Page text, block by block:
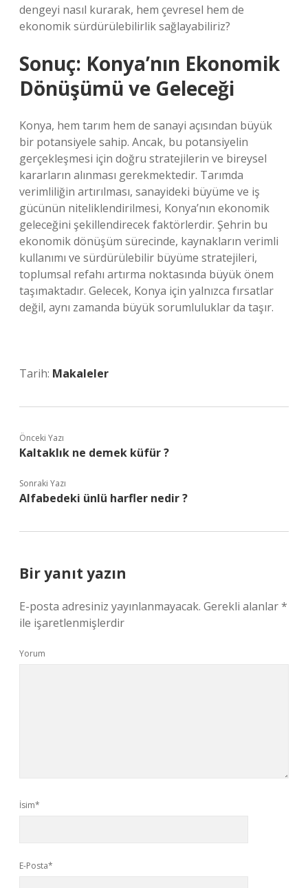
dengeyi nasıl kurarak, hem çevresel hem de
ekonomik sürdürülebilirlik sağlayabiliriz?
Sonuç: Konya’nın Ekonomik
Dönüşümü ve Geleceği
Konya, hem tarım hem de sanayi açısından büyük
bir potansiyele sahip. Ancak, bu potansiyelin
gerçekleşmesi için doğru stratejilerin ve bireysel
kararların alınması gerekmektedir. Tarımda
verimliliğin artırılması, sanayideki büyüme ve iş
gücünün niteliklendirilmesi, Konya’nın ekonomik
geleceğini şekillendirecek faktörlerdir. Şehrin bu
ekonomik dönüşüm sürecinde, kaynakların verimli
kullanımı ve sürdürülebilir büyüme stratejileri,
toplumsal refahı artırma noktasında büyük önem
taşımaktadır. Gelecek, Konya için yalnızca fırsatlar
değil, aynı zamanda büyük sorumluluklar da taşır.
Tarih: Makaleler
Önceki Yazı
Kaltaklık ne demek küfür ?
Sonraki Yazı
Alfabedeki ünlü harfler nedir ?
Bir yanıt yazın
E-posta adresiniz yayınlanmayacak. Gerekli alanlar*
ile işaretlenmişlerdir
Yorum
İsim*
E-Posta*